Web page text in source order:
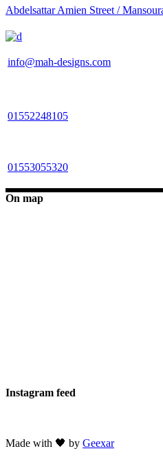
Abdelsattar Amien Street /
info@mah-designs.com
01552248105
01553055320
On map
Instagram feed
Made with 🖤 by Geexar